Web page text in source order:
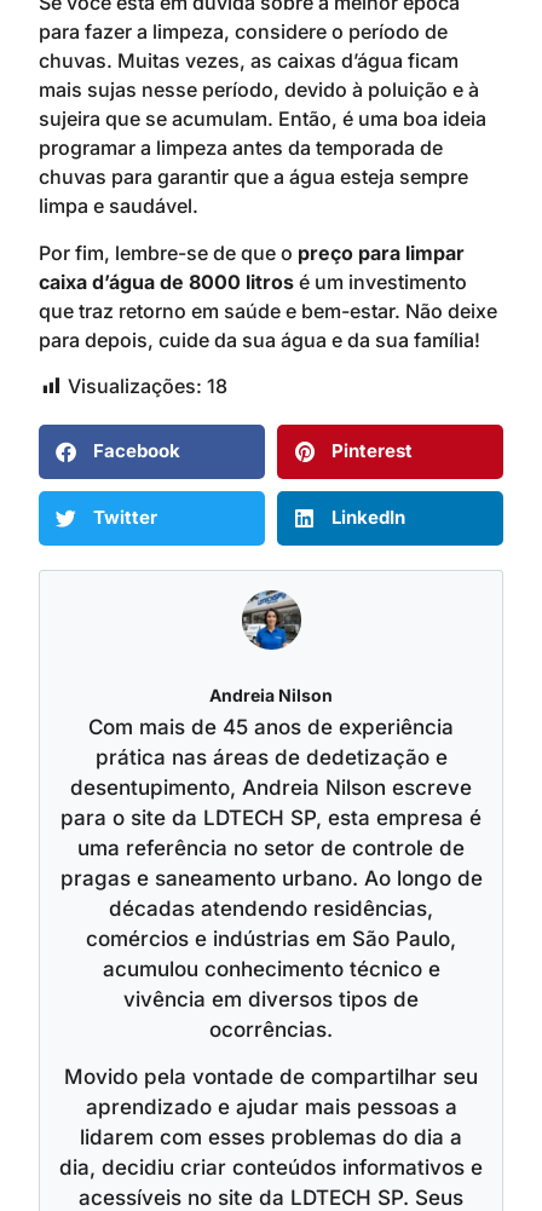
para fazer a limpeza, considere o período de
chuvas. Muitas vezes, as caixas d’água ficam
mais sujas nesse período, devido à poluição e à
sujeira que se acumulam. Então, é uma boa ideia
programar a limpeza antes da temporada de
chuvas para garantir que a água esteja sempre
limpa e saudável.
Por fim, lembre-se de que o preço para limpar
caixa d’água de 8000 litros é um investimento
que traz retorno em saúde e bem-estar. Não deixe
para depois, cuide da sua água e da sua família!
Visualizações: 18
Facebook Pinterest
Twitter LinkedIn
Andreia Nilson
Com mais de 45 anos de experiência
prática nas áreas de dedetização e
desentupimento, Andreia Nilson escreve
para o site da LDTECH SP, esta empresa é
uma referência no setor de controle de
pragas e saneamento urbano. Ao longo de
décadas atendendo residências,
comércios e indústrias em São Paulo,
acumulou conhecimento técnico e
vivência em diversos tipos de
ocorrências.
Movido pela vontade de compartilhar seu
aprendizado e ajudar mais pessoas a
lidarem com esses problemas do dia a
dia, decidiu criar conteúdos informativos e
acessíveis no site da LDTECH SP. Seus